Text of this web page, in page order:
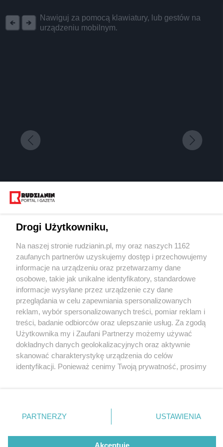
Nawiguj za pomocą klawiatury, lub gestów na
urządzeniu mobilnym.
Stadionie Śląskim
3 / 1
Wydawca mediów
Nie zapomnij
zapoznać się z:
polityką prywatności regulamin korzystania z portali
Twojemiasto
Piekary Śląskie
Chorzów
Tarnowskie Góry
Gliwice
Skontakuj sięz nami
Kontakt
Wydawca
Redakcja
Drogi Użytkowniku,
Na naszej stronie rudzianin.pl, my oraz naszych 1162
zaufanych partnerów uzyskujemy dostęp i przechowujemy
informacje na urządzeniu oraz przetwarzamy dane
osobowe, takie jak unikalne identyfikatory, standardowe
informacje wysyłane przez urządzenie czy dane
przeglądania w celu zapewniania spersonalizowanych
reklam, wybór spersonalizowanych treści, pomiar reklam i
treści, badanie odbiorców oraz ulepszanie usług. Za zgodą
Użytkownika my i Zaufani Partnerzy możemy używać
dokładnych danych geolokalizacyjnych oraz aktywnie
skanować charakterystykę urządzenia do celów
identyfikacji. Ponieważ cenimy Twoją prywatność, prosimy
prywatności znajdujący się w lewym dolnym rogu strony
. Niektóre rodzaje przetwarzania danych nie wymagają
zgody użytkownika, ale masz prawo sprzeciwić się
takiemu przetwarzaniu. Preferencje będą miały
PARTNERZY USTAWIENIA
Akceptuję